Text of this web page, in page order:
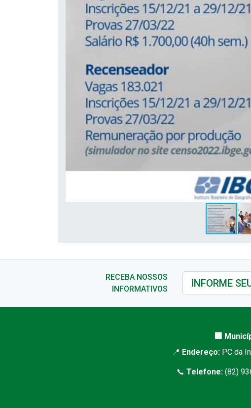
RECEBA NOSSOS
INFORMATIVOS
🏢
📍 Endereço: PC da
📞 Telefone:(82)